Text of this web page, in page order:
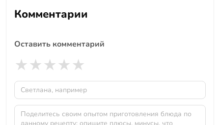
Комментарии
Оставить комментарий
★★★★★